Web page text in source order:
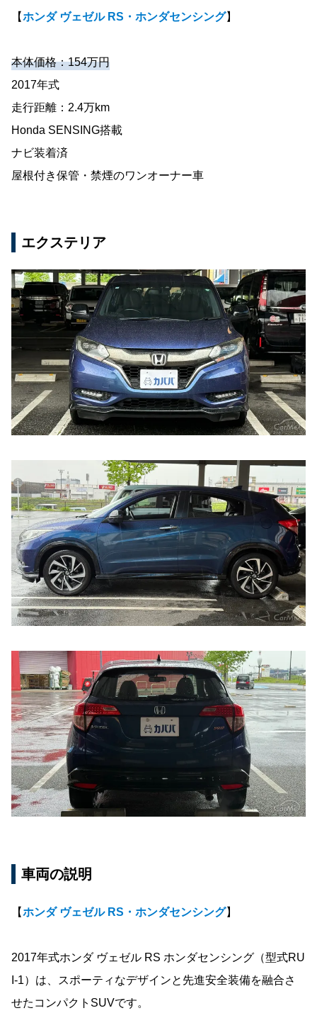
【ホンダ ヴェゼル RS・ホンダセンシング】
本体価格：154万円
2017年式
走行距離：2.4万km
Honda SENSING搭載
ナビ装着済
屋根付き保管・禁煙のワンオーナー車
エクステリア
車両の説明
【ホンダ ヴェゼル RS・ホンダセンシング】
2017年式ホンダ ヴェゼル RS ホンダセンシング（型式RU
I-1）は、スポーティなデザインと先進安全装備を融合さ
せたコンパクトSUVです。